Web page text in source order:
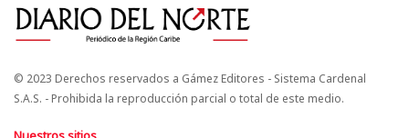
© 2023 Derechos reservados a Gámez Editores - Sistema Cardenal
S.A.S. - Prohibida la reproducción parcial o total de este medio.